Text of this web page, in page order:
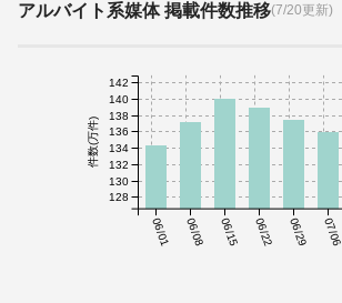
アルバイト系媒体 掲載件数推移(7/20更新)
06/01 06/08 06/15 06/22 06/29 07/06
件数(万件)
128
130
132
134
136
138
140
142